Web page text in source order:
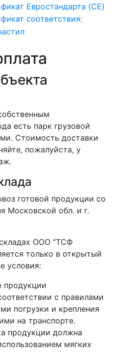
Евростандарта (CE)
соответствия:
есть парк грузовой
Стоимость доставки
пожалуйста, у
готовой продукции со
Московской обл. и г.
ООО “ТСФ
только в открытый
условия:
продукции
с правилами
погрузки и крепления
на транспорте.
продукции должна
мягких